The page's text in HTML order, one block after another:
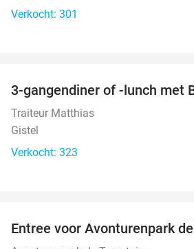
Verkocht: 301
3-gangendiner of -lunch met
Traiteur Matthias
Gistel
Verkocht: 323
Entree voor Avonturenpark